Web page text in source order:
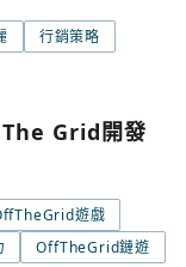
行銷策略
Grid開發
遊戲
OffTheGrid鏈遊